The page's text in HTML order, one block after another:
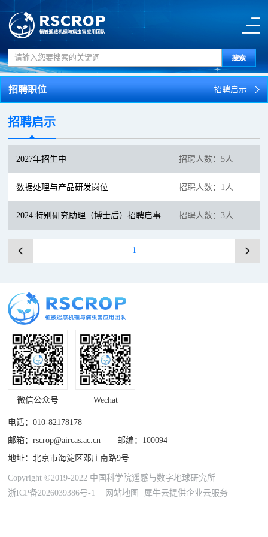
招聘职位 招聘启示
招聘启示
2027年招生中 招聘人数： 5人
数据处理与产品研发岗位 招聘人数： 1人
2024 特别研究助理（博士后）招聘启事 招聘人数：3人
1
微信公众号 Wechat
电话：010-82178178
邮箱：rscrop@aircas.ac.cn 邮编：100094
地址：北京市海淀区邓庄南路9号
Copyright ©2019-2022 中国科学院遥感与数字地球研究所
浙ICP备2026039386号-1
网站地图 犀牛云提供企业云服务